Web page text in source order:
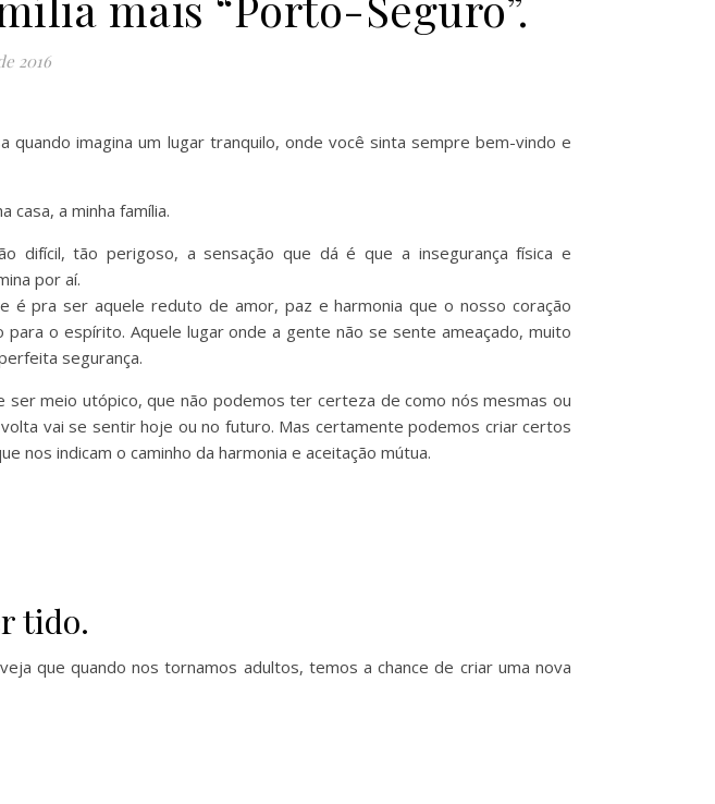
2016
quando imagina um lugar tranquilo, onde você sinta sempre bem-vindo e
casa, a minha família.
difícil, tão perigoso, a sensação que dá é que a insegurança física e
por aí.
é pra ser aquele reduto de amor, paz e harmonia que o nosso coração
para o espírito. Aquele lugar onde a gente não se sente ameaçado, muito
segurança.
ser meio utópico, que não podemos ter certeza de como nós mesmas ou
vai se sentir hoje ou no futuro. Mas certamente podemos criar certos
nos indicam o caminho da harmonia e aceitação mútua.
tido.
que quando nos tornamos adultos, temos a chance de criar uma nova